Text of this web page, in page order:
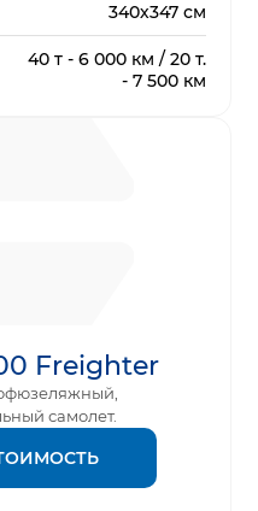
340х347 см
40 т - 6 000 км / 20 т.
- 7 500 км
Freighter
самолет.